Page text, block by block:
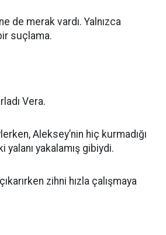
de merak vardı. Yalnızca
suçlama.
Vera.
Aleksey’nin hiç kurmadığı
yakalamış gibiydi.
zihni hızla çalışmaya